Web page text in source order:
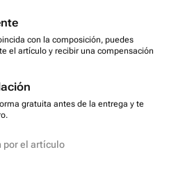
con la composición, puedes
el artículo y recibir una compensación
gratuita antes de la entrega y te
por el artículo